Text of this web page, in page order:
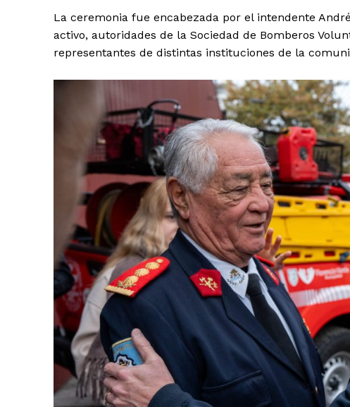
La ceremonia fue encabezada por el intendente
activo, autoridades de la Sociedad de Bomberos
representantes de distintas instituciones de la